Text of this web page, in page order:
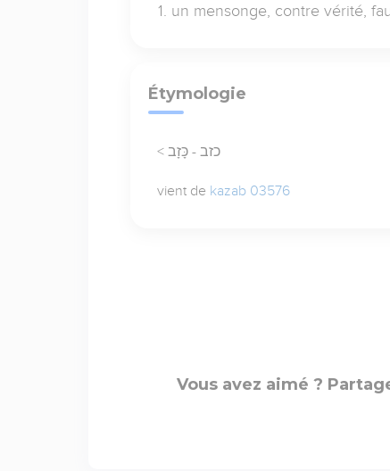
un mensonge, contre vérité,
Étymologie
< כזב - כָּזָב
vient de kazab 03576
Vous avez aimé ?